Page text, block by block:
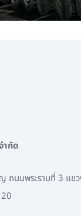
กัด
ถนนพระรามที่ 3 แขว